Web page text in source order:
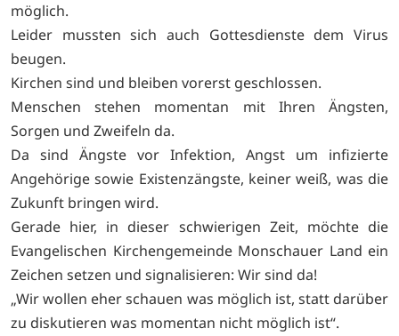
möglich.
Leider mussten sich auch Gottesdienste dem Virus
beugen.
Kirchen sind und bleiben vorerst geschlossen.
Menschen stehen momentan mit Ihren Ängsten,
Sorgen und Zweifeln da.
Da sind Ängste vor Infektion, Angst um infizierte
Angehörige sowie Existenzängste, keiner weiß, was die
Zukunft bringen wird.
Gerade hier, in dieser schwierigen Zeit, möchte die
Evangelischen Kirchengemeinde Monschauer Land ein
Zeichen setzen und signalisieren: Wir sind da!
„Wir wollen eher schauen was möglich ist, statt darüber
zu diskutieren was momentan nicht möglich ist“.